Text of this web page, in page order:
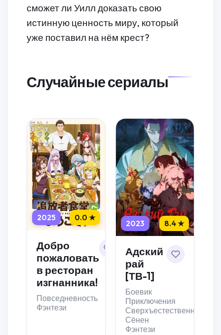
сможет ли Уилл доказать свою
истинную ценность миру, который
уже поставил на нём крест?
Случайные сериалы
2025 0.0 ★
Добро
пожаловать
в ресторан
изгнанника!
Повседневность
Фэнтези
2023 8.4 ★
Адский
рай
[ТВ-1]
Боевик
Приключения
Сверхъестественное
Сёнен
Фэнтези